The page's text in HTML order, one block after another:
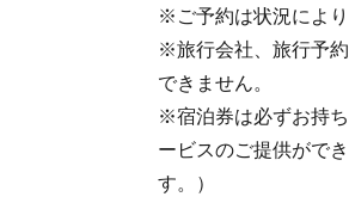
※ご予約は状況により
※旅行会社、旅行予
できません。
※宿泊券は必ずお持
ービスのご提供がで
す。）